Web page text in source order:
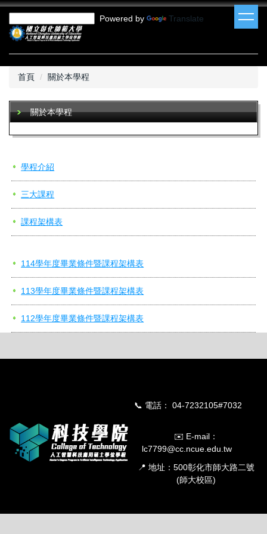
跳
主
Powered by Translate
首頁 關於本學程
關於本學程
學程介紹
三大課程
課程架構表
114學年度畢業條件暨課程架構表
113學年度畢業條件暨課程架構表
112學年度畢業條件暨課程架構表
📞 電話： 04-7232105#7032
✉️ E-mail：
lc7799@cc.ncue.edu.tw
📍 地址：500彰化市師大路二號
(師大校區)